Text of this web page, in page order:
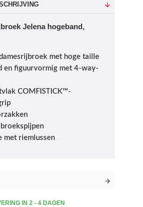
Jelena hogeband,
met hoge taille
en figuurvormig met 4-way-
COMFISTICK™-
met riemlussen
IN 2 - 4 DAGEN